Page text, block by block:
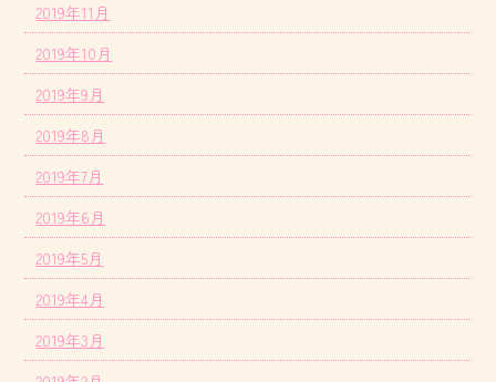
2019年11月
2019年10月
2019年9月
2019年8月
2019年7月
2019年6月
2019年5月
2019年4月
2019年3月